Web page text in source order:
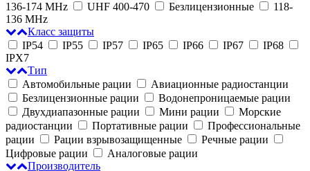
136-174 MHz
UHF 400-470 Безлицензионные
118-
136 MHz
Класс защиты
IP54
IP55 IP57 IP65 IP66 IP67
IP68
IPX7
Тип
Автомобильные рации
Авиационные радиостанции
Безлицензионные рации
Водонепроницаемые рации
Двухдиапазонные рации
Мини рации
Морские
радиостанции
Портативные рации
Профессиональные
рации
Рации взрывозащищенные
Речные рации
Цифровые рации
Аналоговые рации
Производитель